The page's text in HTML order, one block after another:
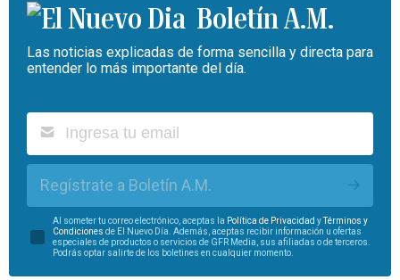
Boletín A.M.
Las noticias explicadas de forma sencilla y directa para
entender lo más importante del día.
Regístrate a Boletín A.M.
Al someter tu correo electrónico, aceptas la Política de Privacidad yTérminos y
Condiciones de El Nuevo Día. Además, aceptas recibir información u ofertas
especiales de productos o servicios de GFR Media, sus afiliadas o de terceros.
Podrás optar salirte de los boletines en cualquier momento.